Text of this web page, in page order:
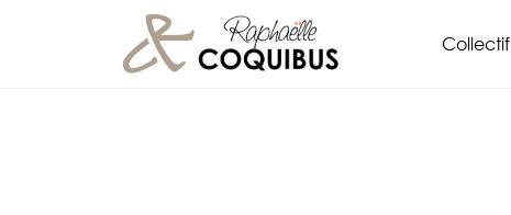
Collectif